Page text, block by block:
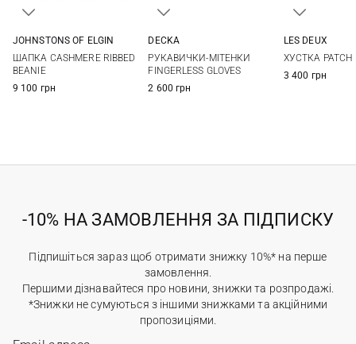
JOHNSTONS OF ELGIN
ШАПКА CASHMERE RIBBED
BEANIE
9 100 грн
DECKA
РУКАВИЧКИ-МІТЕНКИ
FINGERLESS GLOVES
2 600 грн
LES DEUX
ХУСТКА PATCH
3 400 грн
-10% НА ЗАМОВЛЕННЯ ЗА ПІДПИСКУ
Підпишіться зараз щоб отримати знижку 10%* на перше
замовлення.
Першими дізнавайтеся про новини, знижки та розпродажі.
*Знижки не сумуються з іншими знижками та акційними
пропозиціями.